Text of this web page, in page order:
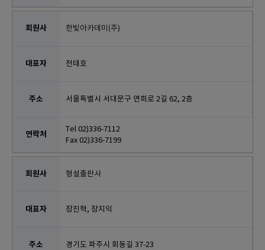
한빛아카데미(주)
전태호
서울특별시 서대문구 연희로 2길 62, 2층
Tel 02)336-7112
Fax 02)336-7199
형설출판사
장진혁, 장지익
경기도 파주시 회동길 37-23